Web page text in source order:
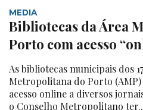
MEDIA
Bibliotecas da Área
Porto com acesso
As bibliotecas municipais dos
Metropolitana do Porto (AMP)
acesso online a diversos
o Conselho Metropolitano